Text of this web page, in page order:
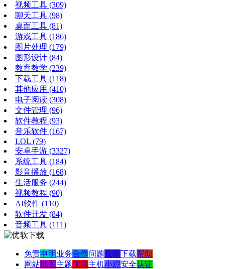
视频工具 (309)
聊天工具 (98)
桌面工具 (81)
游戏工具 (186)
图片处理 (179)
图形设计 (84)
教育教学 (239)
下载工具 (118)
其他应用 (410)
电子阅读 (308)
文件管理 (96)
软件教程 (93)
音乐软件 (167)
LOL (79)
安卓手游 (3327)
系统工具 (184)
影音播放 (168)
生活服务 (244)
视频教程 (90)
AI软件 (110)
软件开发 (84)
音频工具 (111)
免责申明业务合作问题反馈下载帮助
网站地图 主题优美主机小鸡安全认证